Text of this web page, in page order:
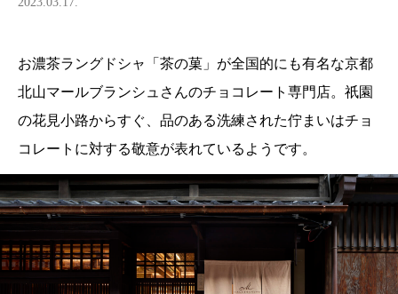
お濃茶ラングドシャ「茶の菓」が全国的にも有名な京都
北山マールブランシュさんのチョコレート専門店。祇園
の花見小路からすぐ、品のある洗練された佇まいはチョ
コレートに対する敬意が表れているようです。